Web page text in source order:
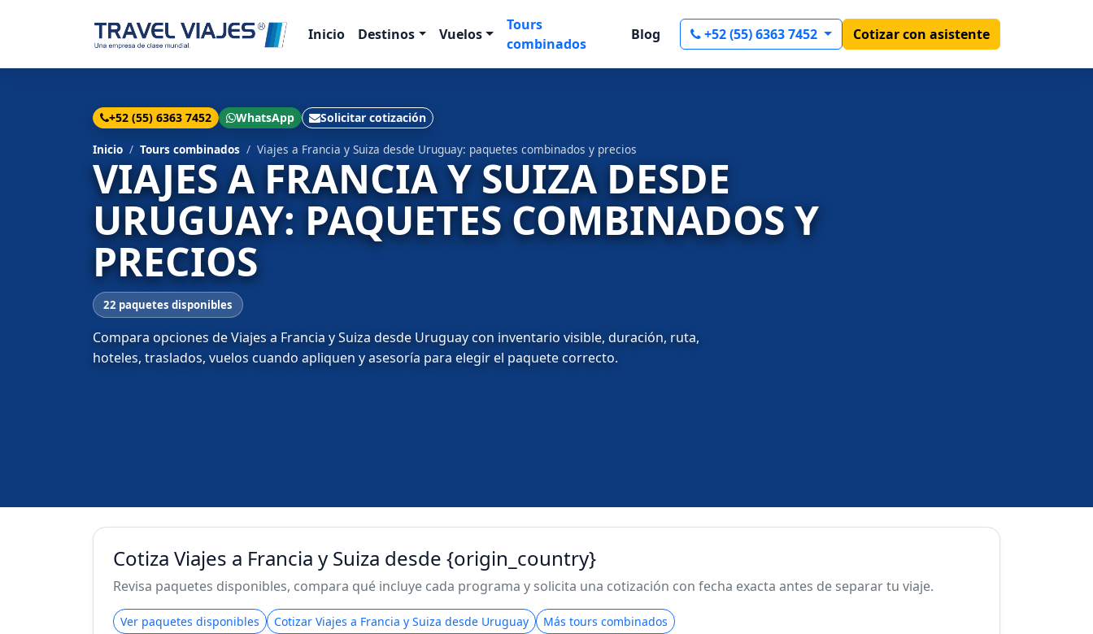
Inicio Destinos Vuelos
Tours
combinados
Blog +52 (55) 6363 7452 Cotizar con asistente
+52 (55) 6363 7452 WhatsApp Solicitar cotización
Inicio Tours combinados Viajes a Francia y Suiza desde Uruguay: paquetes combinados y precios
VIAJES A FRANCIA Y SUIZA DESDE
URUGUAY: PAQUETES COMBINADOS Y
PRECIOS
22 paquetes disponibles
Compara opciones de Viajes a Francia y Suiza desde Uruguay con inventario visible, duración, ruta,
hoteles, traslados, vuelos cuando apliquen y asesoría para elegir el paquete correcto.
Cotiza Viajes a Francia y Suiza desde {origin_country}
Revisa paquetes disponibles, compara qué incluye cada programa y solicita una cotización con fecha exacta antes de separar tu viaje.
Ver paquetes disponibles Cotizar Viajes a Francia y Suiza desde Uruguay Más tours combinados